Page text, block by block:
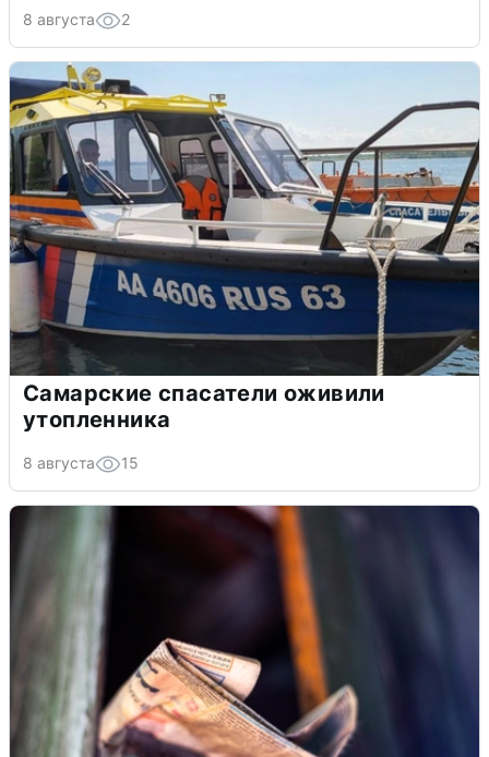
8 августа 2
Самарские спасатели оживили
утопленника
8 августа 15